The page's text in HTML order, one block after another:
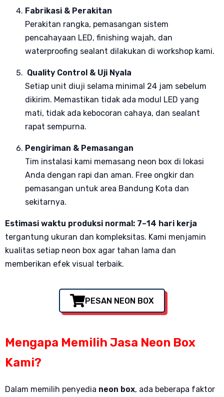
Fabrikasi & Perakitan
Perakitan rangka, pemasangan sistem
pencahayaan LED, finishing wajah, dan
waterproofing sealant dilakukan di workshop kami.
Quality Control & Uji Nyala
Setiap unit diuji selama minimal 24 jam sebelum
dikirim. Memastikan tidak ada modul LED yang
mati, tidak ada kebocoran cahaya, dan sealant
rapat sempurna.
Pengiriman & Pemasangan
Tim instalasi kami memasang neon box di lokasi
Anda dengan rapi dan aman. Free ongkir dan
pemasangan untuk area Bandung Kota dan
sekitarnya.
Estimasi waktu produksi normal: 7–14 hari kerja
tergantung ukuran dan kompleksitas. Kami menjamin
kualitas setiap neon box agar tahan lama dan
memberikan efek visual terbaik.
PESAN NEON BOX
Mengapa Memilih Jasa Neon Box
Kami?
Dalam memilih penyedia neon box, ada beberapa faktor